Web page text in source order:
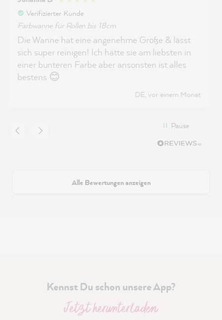
Verifizierter Kunde
Farbwanne für Rollen bis 18cm
Die Wanne hat eine angenehme Größe & lässt
sich super reinigen! Ich hätte sie am liebsten in
einer bunteren Farbe aber ansonsten ist alles
bestens 😊
DE, vor einem Monat
Pause
Alle Bewertungen anzeigen
Kennst Du schon unsere App?
Jetzt herunterladen